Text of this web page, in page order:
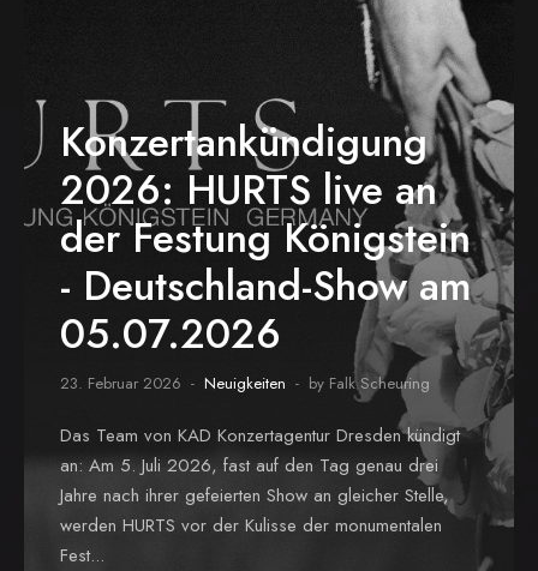
Konzertankündigung
2026: HURTS live an
der Festung Königstein
- Deutschland-Show am
05.07.2026
23. Februar 2026 Neuigkeiten by Falk Scheuring
Das Team von KAD Konzertagentur Dresden kündigt
an: Am 5. Juli 2026, fast auf den Tag genau drei
Jahre nach ihrer gefeierten Show an gleicher Stelle,
werden HURTS vor der Kulisse der monumentalen
Fest...